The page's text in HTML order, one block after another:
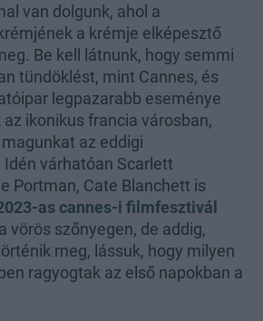
van dolgunk, ahol a
a krémje elképesztő
Be kell látnunk, hogy semmi
tündöklést, mint Cannes, és
legpazarabb eseménye
ikonikus francia városban,
az eddigi
várhatóan Scarlett
Portman, Cate Blanchett is
as cannes-i filmfesztivál
vörös szőnyegen, de addig,
meg, lássuk, hogy milyen
ragyogtak az első napokban a